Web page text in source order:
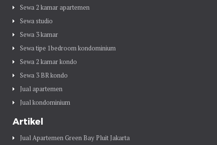
Sewa 2 kamar apartemen
Sewa studio
Sewa 3 kamar
Sewa tipe 1bedroom kondominium
Sewa 2 kamar kondo
Sewa 3 BR kondo
Jual apartemen
Jual kondominium
Artikel
Jual Apartemen Green Bay Pluit Jakarta